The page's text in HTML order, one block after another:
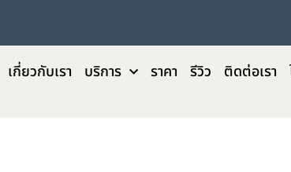
เกี่ยวกับเรา บริการ ราคา รีวิว ติดต่อเรา